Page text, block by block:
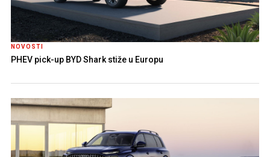
NOVOSTI
PHEV pick-up BYD Shark stiže u Europu